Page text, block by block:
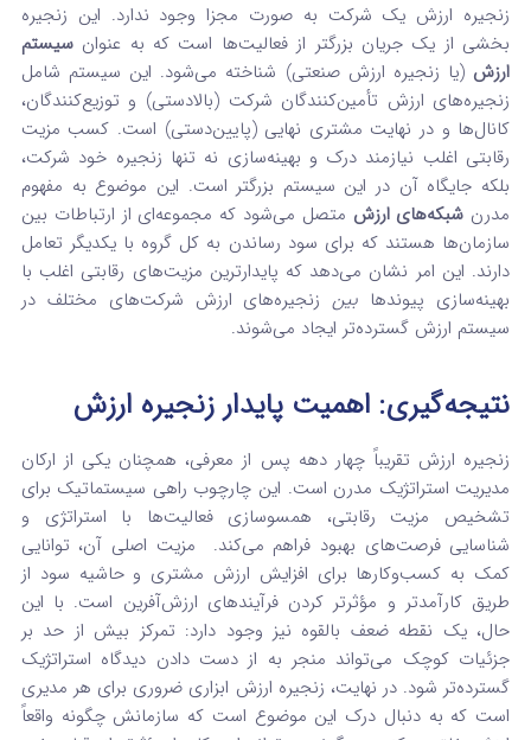
زنجیره ارزش یک شرکت به صورت مجزا وجود ندارد. این زنجیره
بخشی از یک جریان بزرگتر از فعالیت‌ها است که به عنوانسیستم
ارزش (یا زنجیره ارزش صنعتی) شناخته می‌شود. این سیستم شامل
زنجیره‌های ارزش تأمین‌کنندگان شرکت (بالادستی) و توزیع‌کنندگان،
کانال‌ها و در نهایت مشتری نهایی (پایین‌دستی) است. کسب مزیت
رقابتی اغلب نیازمند درک و بهینه‌سازی نه تنها زنجیره خود شرکت،
بلکه جایگاه آن در این سیستم بزرگتر است. این موضوع به مفهوم
مدرن شبکه‌های ارزش متصل می‌شود که مجموعه‌ای از ارتباطات بین
سازمان‌ها هستند که برای سود رساندن به کل گروه با یکدیگر تعامل
دارند. این امر نشان می‌دهد که پایدارترین مزیت‌های رقابتی اغلب با
بهینه‌سازی پیوندها بینزنجیره‌های ارزش شرکت‌های مختلف در
سیستم ارزش گسترده‌تر ایجاد می‌شوند.
نتیجه‌گیری: اهمیت پایدار زنجیره ارزش
زنجیره ارزش تقریباً چهار دهه پس از معرفی، همچنان یکی از ارکان
مدیریت استراتژیک مدرن است. این چارچوب راهی سیستماتیک برای
تشخیص مزیت رقابتی، همسوسازی فعالیت‌ها با استراتژی و
شناسایی فرصت‌های بهبود فراهم می‌کند.
مزیت اصلی آن، توانایی
کمک به کسب‌وکارها برای افزایش ارزش مشتری و حاشیه سود از
طریق کارآمدتر و مؤثرتر کردن فرآیندهای ارزش‌آفرین است. با این
حال، یک نقطه ضعف بالقوه نیز وجود دارد: تمرکز بیش از حد بر
جزئیات کوچک می‌تواند منجر به از دست دادن دیدگاه استراتژیک
گسترده‌تر شود.در نهایت، زنجیره ارزش ابزاری ضروری برای هر مدیری
است که به دنبال درک این موضوع است که سازمانش چگونه واقعاً